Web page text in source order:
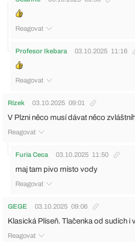
Reagovat
Profesor Ikebara 03.10.2025 11:16
Reagovat
Rizek 03.10.2025 09:01
V Plzni něco musí dávat něco
Reagovat
Furia Ceca 03.10.2025 11:50
maj tam pivo místo vody
Reagovat
GEGE 03.10.2025 09:06
Klasická Plíseň. Tlačenka od sudích i
Reagovat